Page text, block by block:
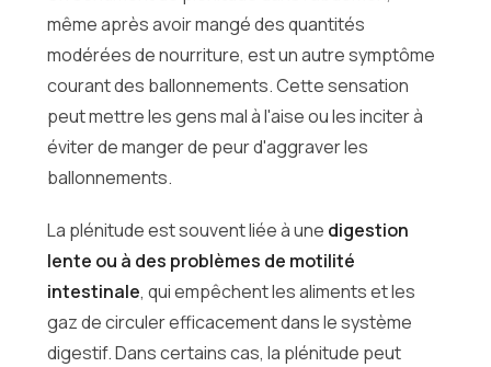
même après avoir mangé des quantités
modérées de nourriture, est un autre symptôme
courant des ballonnements. Cette sensation
peut mettre les gens mal à l'aise ou les inciter à
éviter de manger de peur d'aggraver les
ballonnements.
La plénitude est souvent liée à une digestion
lente ou à des problèmes de motilité
intestinale, qui empêchent les aliments et les
gaz de circuler efficacement dans le système
digestif. Dans certains cas, la plénitude peut